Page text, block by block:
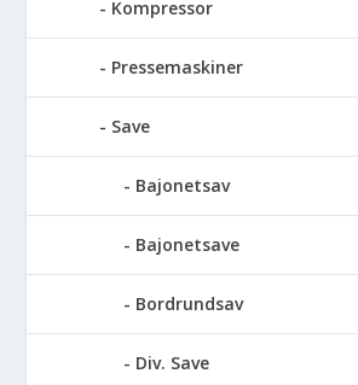
Kompressor
Pressemaskiner
Save
Bajonetsav
Bajonetsave
Bordrundsav
Div. Save